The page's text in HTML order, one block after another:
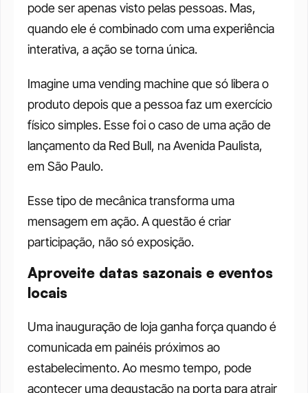
pode ser apenas visto pelas pessoas. Mas,
quando ele é combinado com uma experiência
interativa, a ação se torna única.
Imagine uma vending machine que só libera o
produto depois que a pessoa faz um exercício
físico simples. Esse foi o caso de uma ação de
lançamento da Red Bull, na Avenida Paulista,
em São Paulo.
Esse tipo de mecânica transforma uma
mensagem em ação. A questão é criar
participação, não só exposição.
Aproveite datas sazonais e eventos
locais
Uma inauguração de loja ganha força quando é
comunicada em painéis próximos ao
estabelecimento. Ao mesmo tempo, pode
acontecer uma degustação na porta para atrair